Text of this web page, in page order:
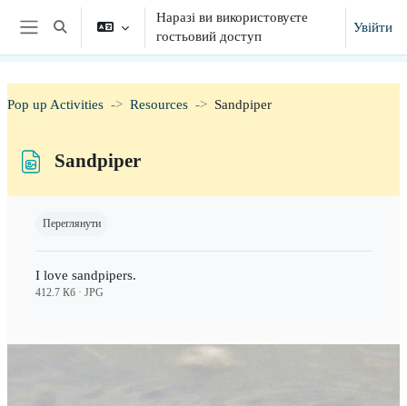
Перейти до головного вмісту
Бокова панель
Переключити введення пошуку
Наразі ви використовуєте
гостьовий доступ
Увійти
Pop up Activities Resources Sandpiper
Sandpiper
Переглянути
I love sandpipers.
412.7 Кб · JPG